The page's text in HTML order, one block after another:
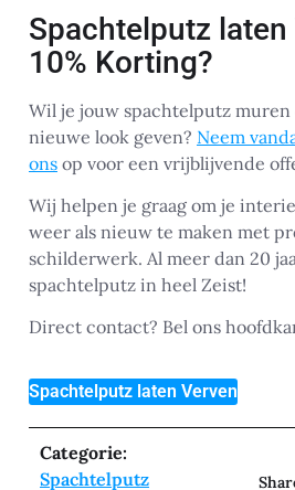
Spachtelputz
10% Korting?
Wil je jouw spachtelputz muren
nieuwe look geven? Neem
ons op voor een vrijblijvende
Wij helpen je graag om je
weer als nieuw te maken met
schilderwerk. Al meer dan 20
spachtelputz in heel Zeist!
Direct contact? Bel ons
Spachtelputz laten Verven
Categorie:
Spachtelputz